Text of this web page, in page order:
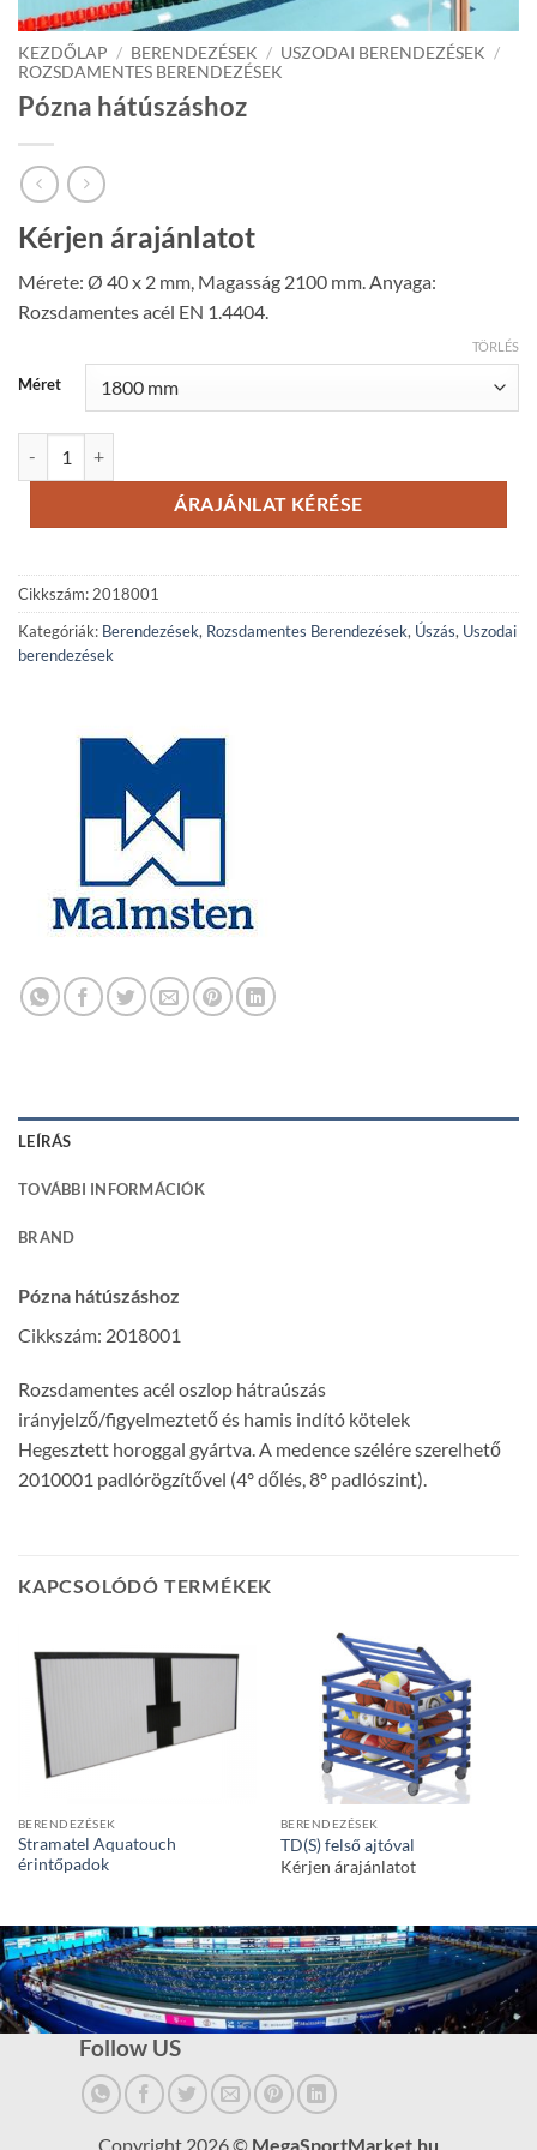
KEZDŐLAP / BERENDEZÉSEK / USZODAI BERENDEZÉSEK /
ROZSDAMENTES BERENDEZÉSEK
Pózna hátúszáshoz
Kérjen árajánlatot
Mérete: Ø 40 x 2 mm, Magasság 2100 mm. Anyaga:
Rozsdamentes acél EN 1.4404.
Méret
TÖRLÉS
ÁRAJÁNLAT KÉRÉSE
Cikkszám: 2018001
Kategóriák: Berendezések, Rozsdamentes Berendezések, Úszás, Uszodai
berendezések
LEÍRÁS
TOVÁBBI INFORMÁCIÓK
BRAND
Pózna hátúszáshoz
Cikkszám: 2018001
Rozsdamentes acél oszlop hátraúszás
irányjelző/figyelmeztető és hamis indító kötelek
Hegesztett horoggal gyártva. A medence szélére szerelhető
2010001 padlórögzítővel (4º dőlés, 8º padlószint).
KAPCSOLÓDÓ TERMÉKEK
BERENDEZÉSEK
Stramatel Aquatouch
érintőpadok
BERENDEZÉSEK
TD(S) felső ajtóval
Kérjen árajánlatot
Follow US
Copyright 2026 © MegaSportMarket.hu